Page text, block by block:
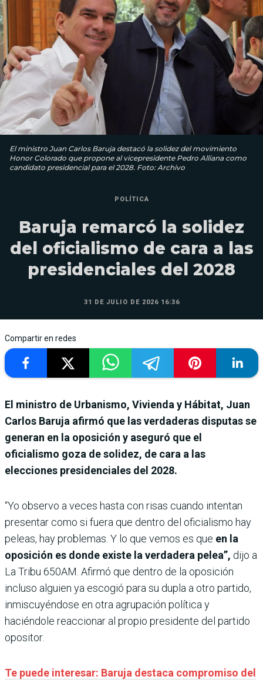
El ministro Juan Carlos Baruja destacó la solidez del movimiento
Honor Colorado que propone al vicepresidente Pedro Alliana como
candidato presidencial para el 2028. Foto: Archivo
POLÍTICA
Baruja remarcó la solidez
del oficialismo de cara a las
presidenciales del 2028
31 DE JULIO DE 2026 16:36
Compartir en redes
El ministro de Urbanismo, Vivienda y Hábitat, Juan
Carlos Baruja afirmó que las verdaderas disputas se
generan en la oposición y aseguró que el
oficialismo goza de solidez, de cara a las
elecciones presidenciales del 2028.
“Yo observo a veces hasta con risas cuando intentan
presentar como si fuera que dentro del oficialismo hay
peleas, hay problemas. Y lo que vemos es que en la
oposición es donde existe la verdadera pelea”, dijo a
La Tribu 650AM. Afirmó que dentro de la oposición
incluso alguien ya escogió para su dupla a otro partido,
inmiscuyéndose en otra agrupación política y
haciéndole reaccionar al propio presidente del partido
opositor.
Te puede interesar: Baruja destaca compromiso del